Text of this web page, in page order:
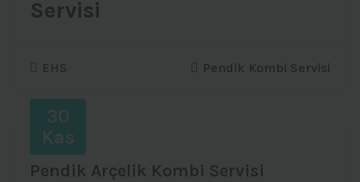
Servisi
EHS Pendik Kombi Servisi
30
Kas
Pendik Arçelik Kombi Servisi